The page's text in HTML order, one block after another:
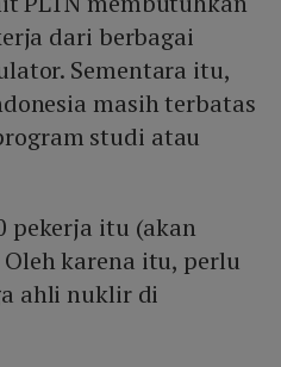
dari berbagai
Sementara itu,
masih terbatas
studi atau
pekerja itu (akan
karena itu, perlu
ahli nuklir di